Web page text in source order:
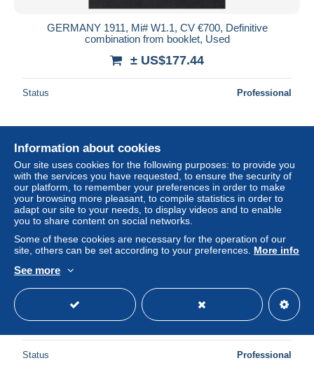
GERMANY 1911, Mi# W1.1, CV €700, Definitive
combination from booklet, Used
± US$177.44
Status Professional
New
GERMANY 1916/17, Mi# W10, CV €300, Definitive
combination from booklet, Used
± US$76.62
Status Professional
Information about cookies
Our site uses cookies for the following purposes: to provide you
with the services you have requested, to ensure the security of
our platform, to remember your preferences in order to make
your browsing more pleasant, to compile statistics in order to
adapt our site to your needs, to display videos and to enable
you to share content on social networks.
Some of these cookies are necessary for the operation of our
site, others can be set according to your preferences. More info
See more